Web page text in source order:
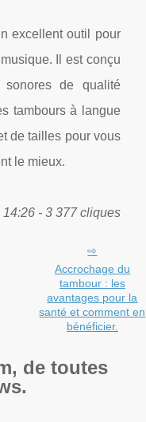
excellent outil pour
Il est conçu
de qualité
tambours à langue
de tailles pour vous
le mieux.
- 3 377 cliques
Accrochage du
tambour : les
avantages pour la
santé et comment en
bénéficier.
de toutes